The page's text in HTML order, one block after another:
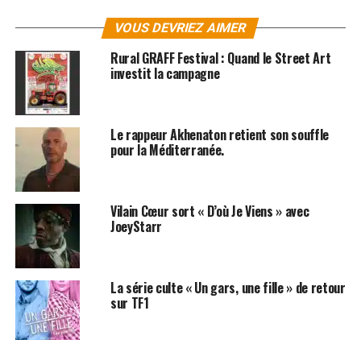
SUJETS ASSOCIÉS: JOEYSTARR KOOL SHEN
NTM
VOUS DEVRIEZ AIMER
Rural GRAFF Festival : Quand le Street Art
investit la campagne
Le rappeur Akhenaton retient son souffle
pour la Méditerranée.
Vilain Cœur sort « D’où Je Viens » avec
JoeyStarr
La série culte « Un gars, une fille » de retour
sur TF1